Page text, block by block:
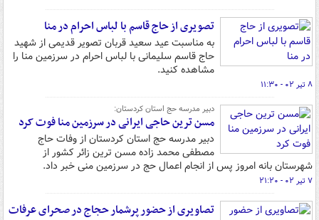
تصویری از حاج قاسم با لباس احرام در منا
به مناسبت عید سعید قربان تصویر قدیمی از شهید
حاج قاسم سلیمانی با لباس احرام در سرزمین منا را
مشاهده کنید.
۸ تیر ۰۲ - ۱۱:۳۰
دبیر مدرسه حج استان کردستان:
مسن ترین حاجی ایرانی در سرزمین منا فوت کرد
دبیر مدرسه حج استان کردستان از وفات حاج
مصطفی محمد زاده مسن ترین زائر کشور از
شهرستان بانه امروز پس از انجام اعمال حج در سرزمین منی خبر داد.
۷ تیر ۰۲ - ۲۱:۲۰
تصاویری از حضور پرشمار حجاج در صحرای عرفات